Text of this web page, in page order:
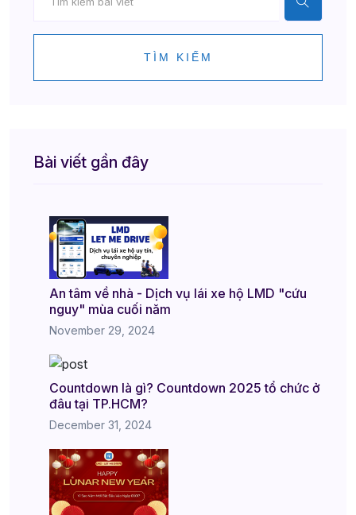
TÌM KIẾM
Bài viết gần đây
An tâm về nhà - Dịch vụ lái xe hộ LMD "cứu
nguy" mùa cuối năm
November 29, 2024
Countdown là gì? Countdown 2025 tổ chức ở
đâu tại TP.HCM?
December 31, 2024